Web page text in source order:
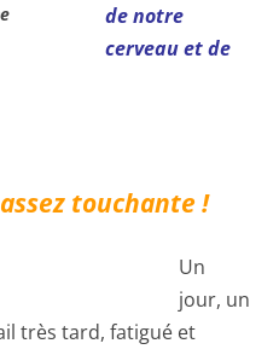
de notre
cerveau et de
touchante !
Un
jour, un
très tard, fatigué et